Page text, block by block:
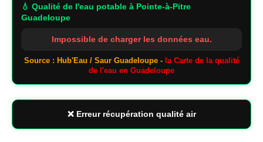
💧 Qualité de l'eau potable à Pointe-à-Pitre
Guadeloupe
Impossible de charger les données eau.
Source : Hub'Eau / Saur Guadeloupe - la Carte de la qualité
de l'eau en Guadeloupe
❌ Erreur récupération qualité air